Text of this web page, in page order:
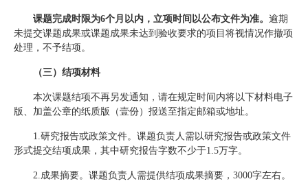
课题完成时限为6个月以内，立项时间以公布文件为准。 逾期
未提交课题成果或课题成果未达到验收要求的项目将视情况作撤项
处理，不予结项。
（三）结项材料
本次课题结项不再另发通知，请在规定时间内将以下材料电子
版、加盖公章的纸质版（壹份）报送至指定邮箱或地址。
1.研究报告或政策文件。课题负责人需以研究报告或政策文件
形式提交结项成果，其中研究报告字数不少于1.5万字。
2.成果摘要。课题负责人需提供结项成果摘要，3000字左右。